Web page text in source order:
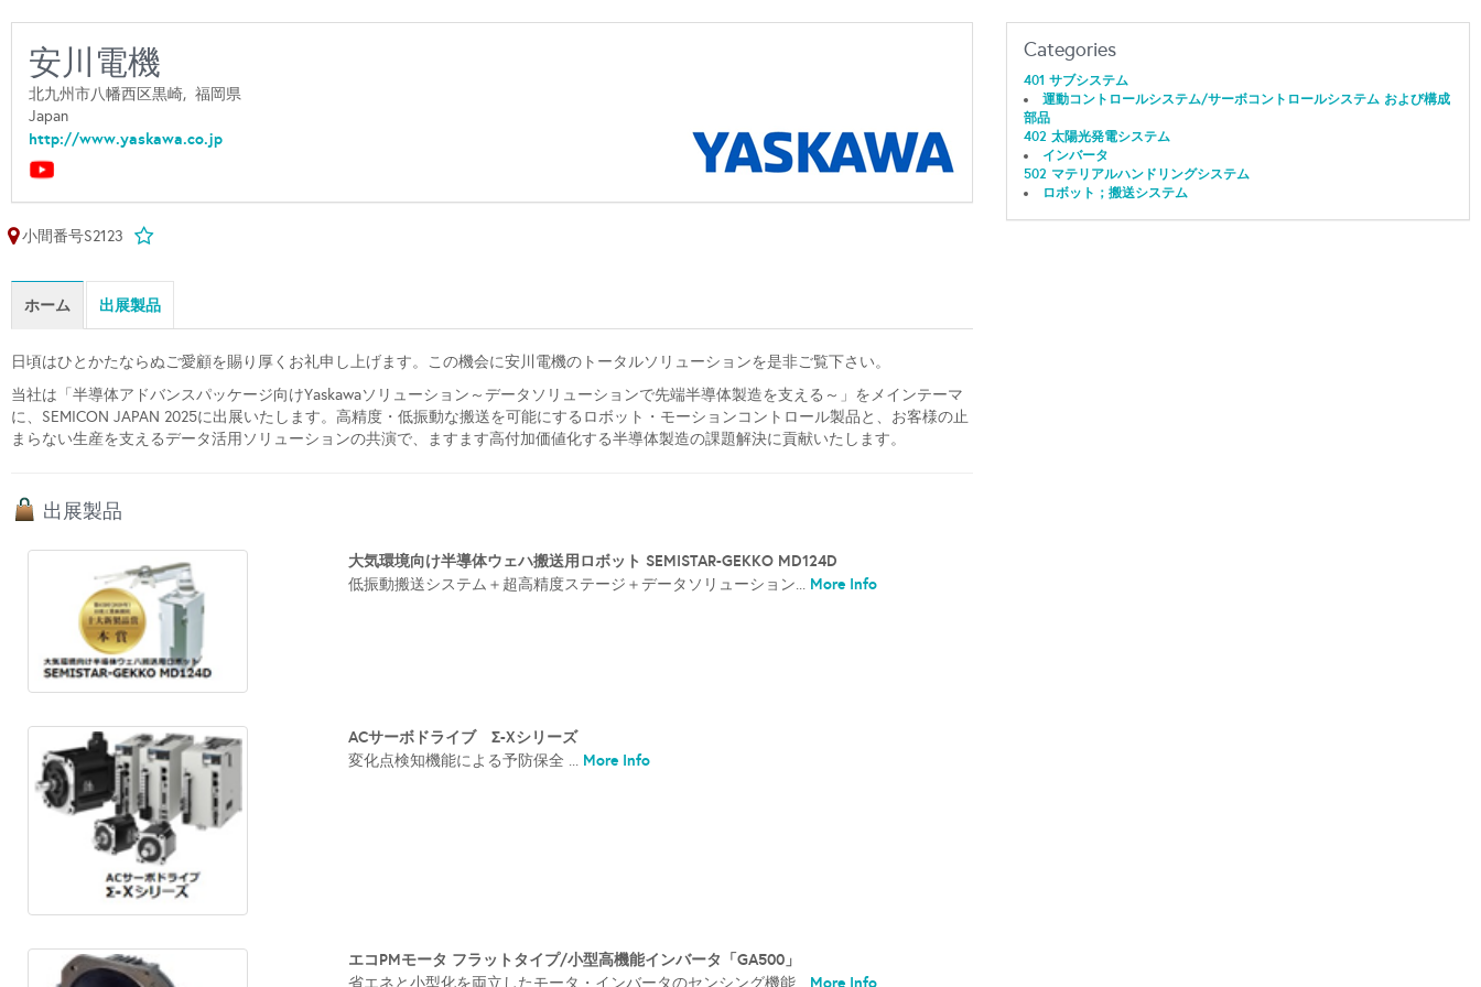
安川電機
北九州市八幡西区黒崎, 福岡県
Japan
http://www.yaskawa.co.jp
小間番号S2123
ホーム 出展製品
日頃はひとかたならぬご愛顧を賜り厚くお礼申し上げます。この機会に安川電機のトータルソリューションを是非ご覧下さい。
当社は「半導体アドバンスパッケージ向けYaskawaソリューション～データソリューションで先端半導体製造を支える～」をメインテーマ
に、SEMICON JAPAN 2025に出展いたします。高精度・低振動な搬送を可能にするロボット・モーションコントロール製品と、お客様の止
まらない生産を支えるデータ活用ソリューションの共演で、ますます高付加価値化する半導体製造の課題解決に貢献いたします。
出展製品
大気環境向け半導体ウェハ搬送用ロボット SEMISTAR-GEKKO MD124D
低振動搬送システム＋超高精度ステージ＋データソリューション...More Info
ACサーボドライブ Σ-Xシリーズ
変化点検知機能による予防保全 ...More Info
エコPMモータ フラットタイプ/小型高機能インバータ「GA500」
省エネと小型化を両立したモータ・インバータのセンシング機能... More Info
Categories
401 サブシステム
運動コントロールシステム/サーボコントロールシステム および構成
部品
402 太陽光発電システム
インバータ
502 マテリアルハンドリングシステム
ロボット；搬送システム